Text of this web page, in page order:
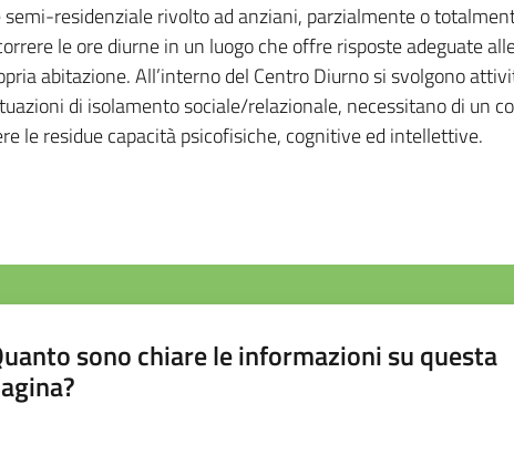
residenziale rivolto ad anziani, parzialmente o
le ore diurne in un luogo che offre risposte adeguate
abitazione. All’interno del Centro Diurno si svolgono
di isolamento sociale/relazionale, necessitano di un
le residue capacità psicofisiche, cognitive ed intellettive.
sono chiare le informazioni su questa